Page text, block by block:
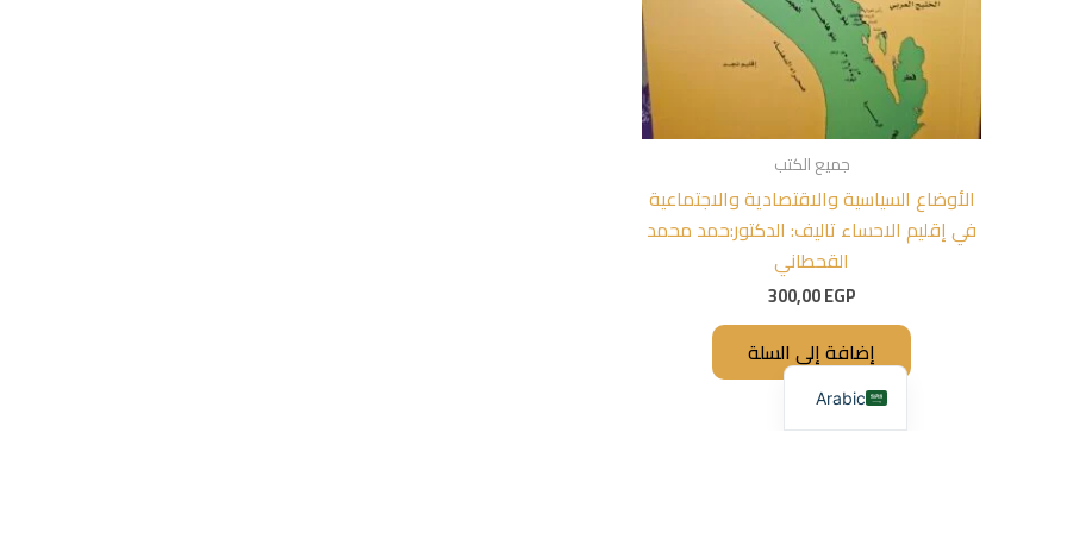
جميع الكتب
الأوضاع السياسية والاقتصادية والاجتماعية
في إقليم الاحساء تاليف: الدكتور:حمد محمد
القحطاني
300,00EGP
إضافة إلى السلة
Arabic